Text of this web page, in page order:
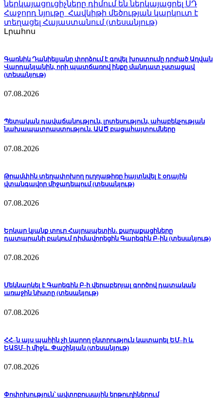
ներկայացուցիչները դիմում են ներկայացրել ՍԴ
Հաջորդ նյութը Հավկիթի մեծության կարկուտ է
տեղացել Հայաստանում (տեսանյութ)
Լրահոս
Գառնիկ Դանիելյանը փորձում է գովել խոստումը դրժած Աղվան
Վարդանյանին, որի պատճառով ինքը մանդատ չստացավ
(տեսանյութ)
07.08.2026
Պետական դավաճանություն, լրտեսություն, ահաբեկչության
նախապատրաստություն. ԱԱԾ բացահայտումները
07.08.2026
Թրամփին տեղափոխող ուղղաթիռը հայտնվել է օդային
վտանգավոր միջադեպում (տեսանյութ)
07.08.2026
Երկար կյանք տուր Հայրապետին․ քաղաքացիները
դատարանի բակում դիմավորեցին Գարեգին Բ-ին (տեսանյութ)
07.08.2026
Մեկնարկել է Գարեգին Բ-ի վերաբերյալ գործով դատական
առաջին նիստը (տեսանյութ)
07.08.2026
ՀՀ–ն այս պահին չի կարող ընտրություն կատարել ԵՄ–ի և
ԵԱՏՄ–ի միջև. Փաշինյան (տեսանյութ)
07.08.2026
Փոփոխություն՝ ավտոբուսային երթուղիներում